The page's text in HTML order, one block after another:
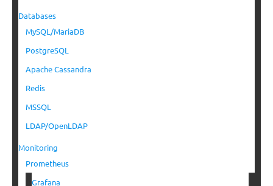
Databases
MySQL/MariaDB
PostgreSQL
Apache Cassandra
Redis
MSSQL
LDAP/OpenLDAP
Monitoring
Prometheus
Grafana